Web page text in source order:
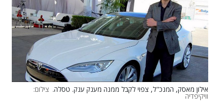
אילון מאסק, המנכ"ל, צפוי לקבל ממנה מענק ענק. טסלה. צילום:
וויקיפדיה